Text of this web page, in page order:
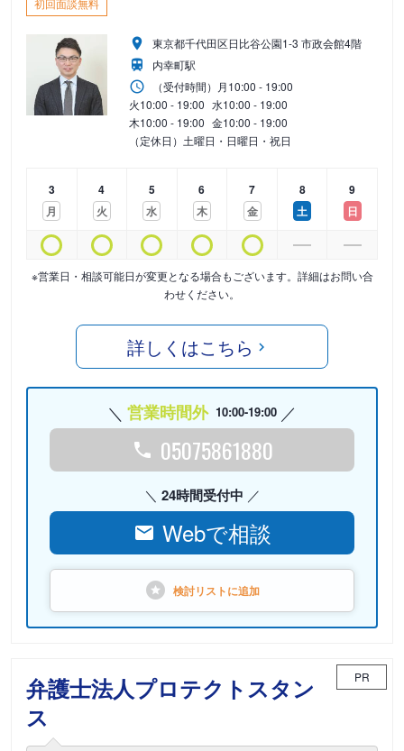
初回面談無料
東京都千代田区日比谷公園1-3 市政会館4階
内幸町駅
（受付時間） 月10:00 - 19:00
火10:00 - 19:00 水10:00 - 19:00
木10:00 - 19:00 金10:00 - 19:00
（定休日）土曜日・日曜日・祝日
3
月
4
火
5
水
6
木
7
金
8
土
9
日
※営業日・相談可能日が変更となる場合もございます。詳細はお問い合
わせください。
詳しくはこちら
営業時間外 10:00-19:00
05075861880
24時間受付中
Webで相談
検討リストに追加
弁護士法人プロテクトスタン
ス
PR